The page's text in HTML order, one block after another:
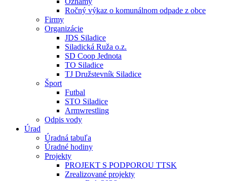
Ročný výkaz o komunálnom odpade z obce
Firmy
Organizácie
JDS Siladice
Siladická Ruža o.z.
SD Coop Jednota
TO Siladice
TJ Družstevník Siladice
Šport
Futbal
STO Siladice
Armwrestling
Odpis vody
Úrad
Úradná tabuľa
Úradné hodiny
Projekty
PROJEKT S PODPOROU TTSK
Zrealizované projekty